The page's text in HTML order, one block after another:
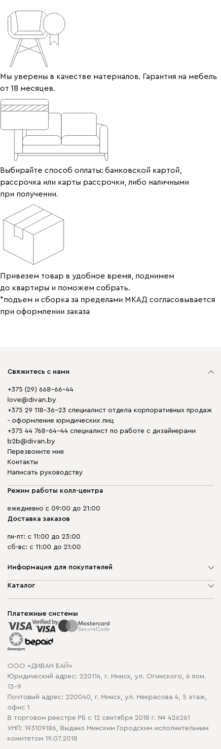
Мы уверены в качестве материалов. Гарантия на мебель
от 18 месяцев.
Выбирайте способ оплаты: банковской картой,
рассрочка или карты рассрочки, либо наличными
при получении.
Привезем товар в удобное время, поднимем
до квартиры и поможем собрать.
*подъем и сборка за пределами МКАД согласовывается
при оформлении заказа
Свяжитесь с нами
+375 (29) 668-66-44
love@divan.by
+375 29 118-36-23 специалист отдела корпоративных продаж
- оформление юридических лиц
+375 44 768-64-44 специалист по работе с дизайнерами
b2b@divan.by
Перезвоните мне
Контакты
Написать руководству
Режим работы колл-центра
ежедневно с 09:00 до 21:00
Доставка заказов
пн-пт: с 11:00 до 23:00
сб-вс: с 11:00 до 21:00
Информация для покупателей
О компании
Способы оплаты
Рассрочка и кредит
Гарантия
Карта сайта
Политика конфиденциальности
Политика в отношении обработки cookie
Каталог
Корпусная мебель
Распродажа мебели
Платежные системы
ООО «ДИВАН БАЙ»
Юридический адрес: 220114, г. Минск, ул. Огинского, 6 пом.
13-9
Почтовый адрес: 220040, г. Минск, ул. Некрасова 4, 5 этаж,
офис 1
В торговом реестре РБ с 12 сентября 2018 г. № 426261
УНП: 193109186, Выдано Минским Городским исполнительным
комитетом 19.07.2018